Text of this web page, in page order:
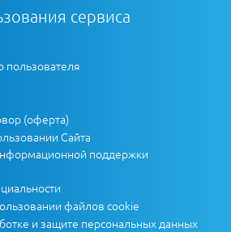
сервиса
пользователя
(оферта)
Сайта
поддержки
файлов cookie
и защите персональных данных